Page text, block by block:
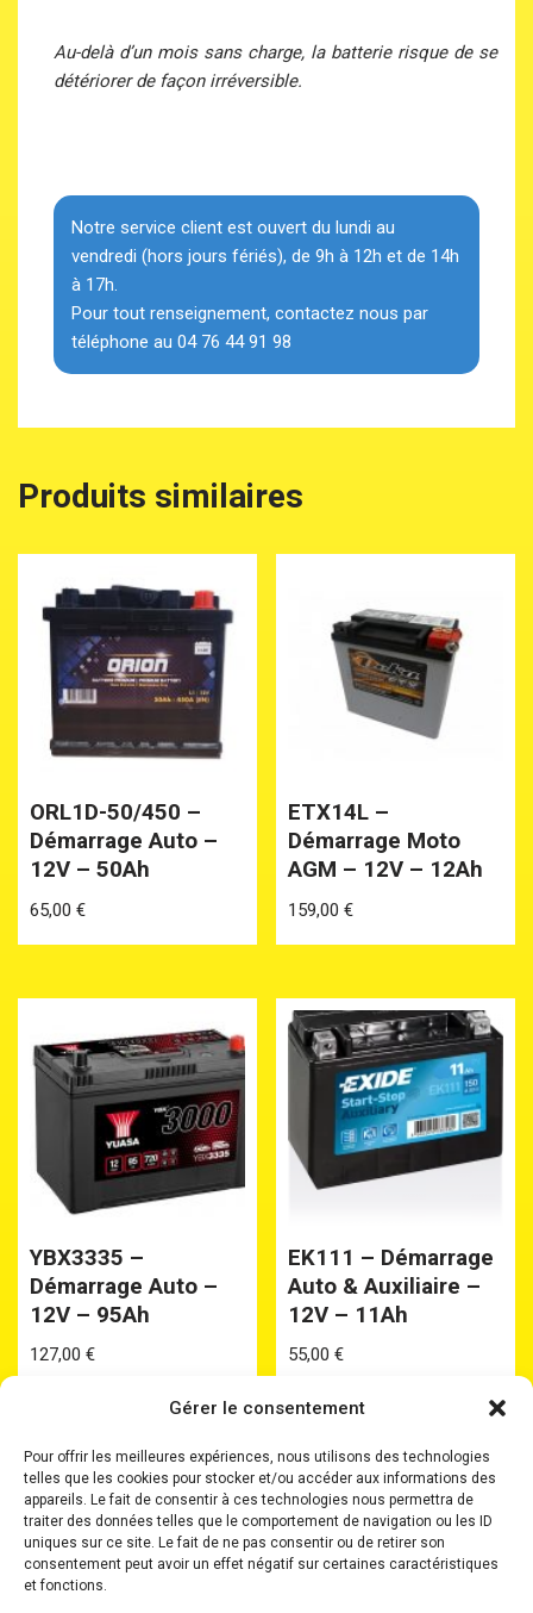
Gérer le consentement
Pour offrir les meilleures expériences, nous utilisons des technologies
telles que les cookies pour stocker et/ou accéder aux informations des
appareils. Le fait de consentir à ces technologies nous permettra de
traiter des données telles que le comportement de navigation ou les ID
uniques sur ce site. Le fait de ne pas consentir ou de retirer son
consentement peut avoir un effet négatif sur certaines caractéristiques
et fonctions.
Au-delà d’un mois sans charge, la batterie risque de se
détériorer de façon irréversible.
Notre service client est ouvert du lundi au
vendredi (hors jours fériés), de 9h à 12h et de 14h
à 17h.
Pour tout renseignement, contactez nous par
téléphone au 04 76 44 91 98
Produits similaires
ORL1D-50/450 –
Démarrage Auto –
12V – 50Ah
65,00 €
ETX14L –
Démarrage Moto
AGM – 12V – 12Ah
159,00€
YBX3335 –
Démarrage Auto –
12V – 95Ah
127,00 €
EK111 – Démarrage
Auto & Auxiliaire –
12V – 11Ah
55,00€
Accueil Batteries
Batteries Plomb Etanche
Chargeurs